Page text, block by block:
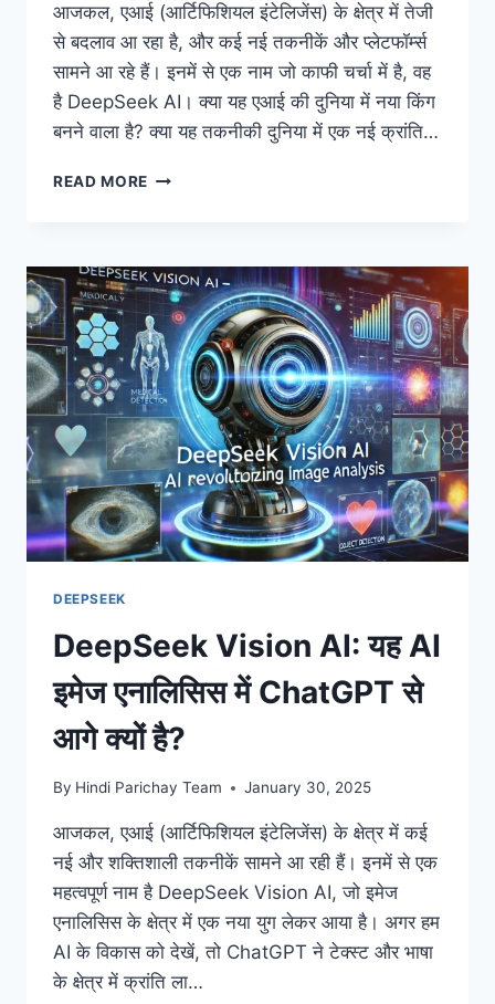
आजकल, एआई (आर्टिफिशियल इंटेलिजेंस) के क्षेत्र में तेजी
से बदलाव आ रहा है, और कई नई तकनीकें और प्लेटफॉर्म्स
सामने आ रहे हैं। इनमें से एक नाम जो काफी चर्चा में है, वह
है DeepSeek AI। क्या यह एआई की दुनिया में नया किंग
बनने वाला है? क्या यह तकनीकी दुनिया में एक नई क्रांति…
READ MORE DEEPSEEK
क्या
यह
AI
की
दुनिया
में
नया
किंग
बनने
वाला
है?
DEEPSEEK
DeepSeek Vision AI: यह AI
इमेज एनालिसिस में ChatGPT से
आगे क्यों है?
By Hindi Parichay Team January 30, 2025
आजकल, एआई (आर्टिफिशियल इंटेलिजेंस) के क्षेत्र में कई
नई और शक्तिशाली तकनीकें सामने आ रही हैं। इनमें से एक
महत्वपूर्ण नाम है DeepSeek Vision AI, जो इमेज
एनालिसिस के क्षेत्र में एक नया युग लेकर आया है। अगर हम
AI के विकास को देखें, तो ChatGPT ने टेक्स्ट और भाषा
के क्षेत्र में क्रांति ला…